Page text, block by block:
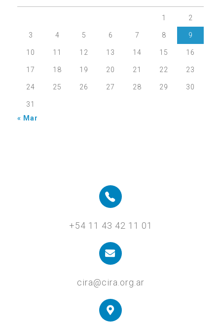
1 2
3 4 5 6 7 8 9
10 11 12 13 14 15 16
17 18 19 20 21 22 23
24 25 26 27 28 29 30
31
« Mar
+54 11 43 42 11 01
cira@cira.org.ar